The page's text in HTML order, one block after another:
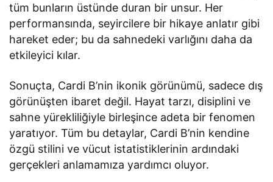
tüm bunların üstünde duran bir unsur. Her
performansında, seyircilere bir hikaye anlatır gibi
hareket eder; bu da sahnedeki varlığını daha da
etkileyici kılar.
Sonuçta, Cardi B’nin ikonik görünümü, sadece dış
görünüşten ibaret değil. Hayat tarzı, disiplini ve
sahne yürekliliğiyle birleşince adeta bir fenomen
yaratıyor. Tüm bu detaylar, Cardi B’nin kendine
özgü stilini ve vücut istatistiklerinin ardındaki
gerçekleri anlamamıza yardımcı oluyor.